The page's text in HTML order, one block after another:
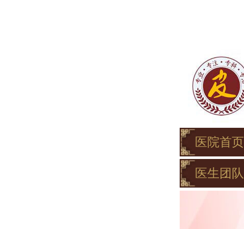
医院首页
医生团队